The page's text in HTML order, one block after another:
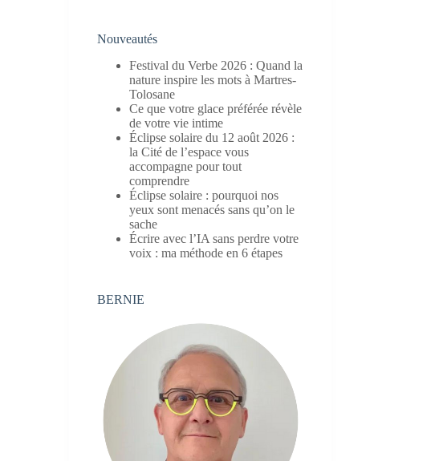
Nouveautés
Festival du Verbe 2026 : Quand la
nature inspire les mots à Martres-
Tolosane
Ce que votre glace préférée révèle
de votre vie intime
Éclipse solaire du 12 août 2026 :
la Cité de l’espace vous
accompagne pour tout
comprendre
Éclipse solaire : pourquoi nos
yeux sont menacés sans qu’on le
sache
Écrire avec l’IA sans perdre votre
voix : ma méthode en 6 étapes
BERNIE